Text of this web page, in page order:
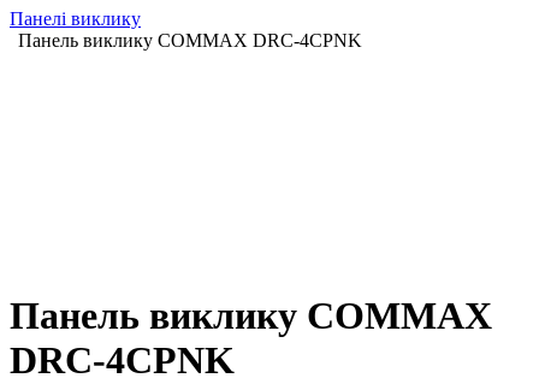
Панелі виклику
Панель виклику COMMAX DRC-4CPNK
Панель виклику COMMAX
DRC-4CPNK